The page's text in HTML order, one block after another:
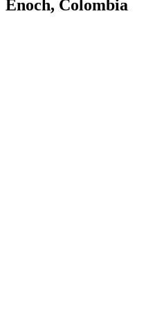
Enoch, Colombia